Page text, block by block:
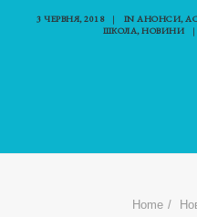
SEARCH
3 ЧЕРВНЯ, 2018 | INАНОНСИ,
ШКОЛА,НОВИНИ |
Home